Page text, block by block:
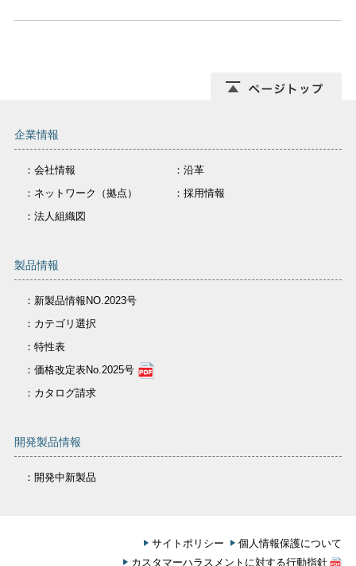
企業情報
：会社情報
：沿革
：ネットワーク（拠点）
：採用情報
：法人組織図
製品情報
：新製品情報NO.2023号
：カテゴリ選択
：特性表
：価格改定表No.2025号
：カタログ請求
開発製品情報
：開発中新製品
サイトポリシー
個人情報保護について
カスタマーハラスメントに対する行動指針